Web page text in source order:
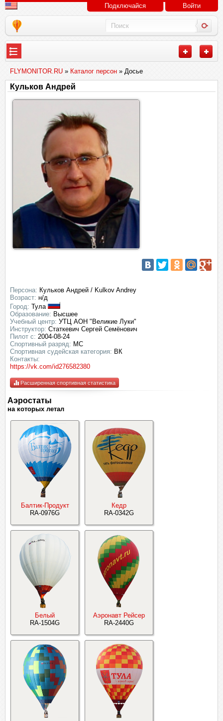
Подключайся Войти
FLYMONITOR.RU » Каталог персон » Досье
Кульков Андрей
Персона: Кульков Андрей / Kulkov Andrey
Возраст: н/д
Город: Тула
Образование: Высшее
Учебный центр: УТЦ АОН "Великие Луки"
Инструктор: Статкевич Сергей Семёнович
Пилот с: 2004-08-24
Спортивный разряд: МС
Спортивная судейская категория: ВК
Контакты:
https://vk.com/id276582380
Расширенная спортивная статистика
Аэростаты
на которых летал
Балтик-Продукт
RA-0976G
Кедр
RA-0342G
Белый
RA-1504G
Аэронавт Рейсер
RA-2440G